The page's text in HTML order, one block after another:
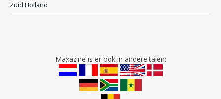
Zuid Holland
Maxazine is er ook in andere talen: